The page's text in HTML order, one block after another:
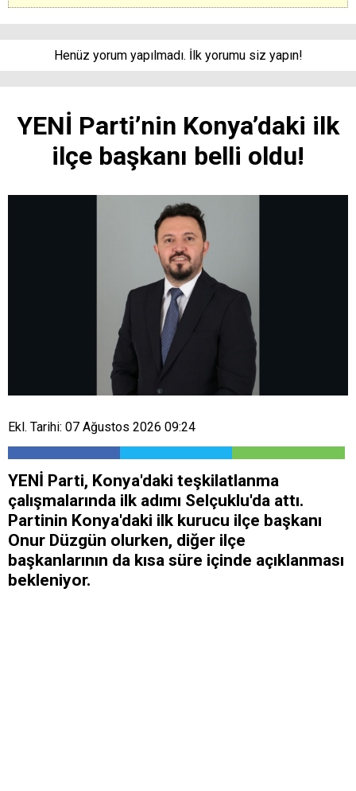
Henüz yorum yapılmadı. İlk yorumu siz yapın!
YENİ Parti’nin Konya’daki ilk
ilçe başkanı belli oldu!
Ekl. Tarihi: 07 Ağustos 2026 09:24
YENİ Parti, Konya'daki teşkilatlanma
çalışmalarında ilk adımı Selçuklu'da attı.
Partinin Konya'daki ilk kurucu ilçe başkanı
Onur Düzgün olurken, diğer ilçe
başkanlarının da kısa süre içinde açıklanması
bekleniyor.